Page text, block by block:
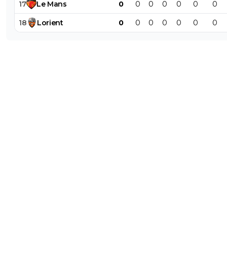
17 Le Mans 0 0 0 0 0 0 0
18 Lorient 0 0 0 0 0 0 0